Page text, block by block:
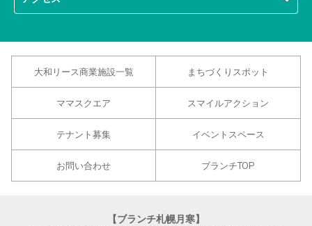
大和リース商業施設一覧 まちづくりスポット
ママスクエア スマイルアクション
テナント募集 イベントスペース
お問い合わせ ブランチTOP
【ブランチ札幌月寒】